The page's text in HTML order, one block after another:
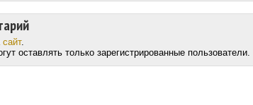
.
оставлять только зарегистрированные пользователи.